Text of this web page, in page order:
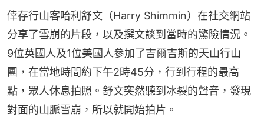
倖存行山客哈利舒文（Harry Shimmin）在社交網站
分享了雪崩的片段，以及撰文談到當時的驚險情況。
9位英國人及1位美國人參加了吉爾吉斯的天山行山
團，在當地時間約下午2時45分，行到行程的最高
點，眾人休息拍照。舒文突然聽到冰裂的聲音，發現
對面的山脈雪崩，所以就開始拍片。